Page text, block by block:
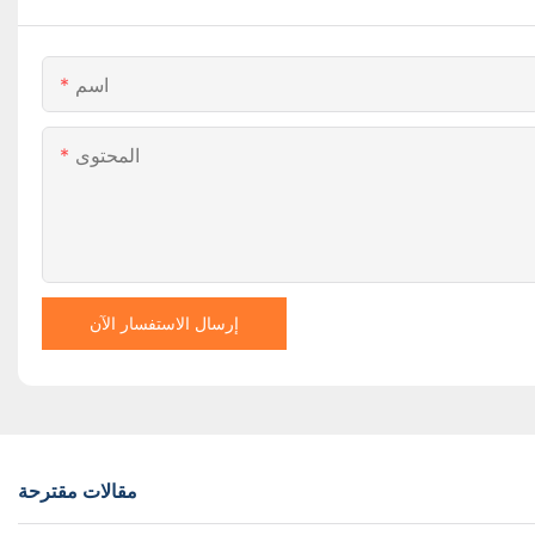
اسم
المحتوى
إرسال الاستفسار الآن
مقالات مقترحة